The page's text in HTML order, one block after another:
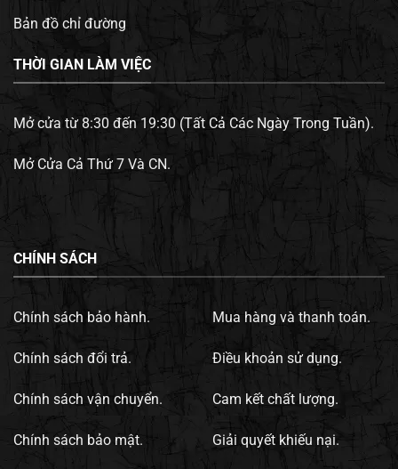
Bản đồ chỉ đường
THỜI GIAN LÀM VIỆC
Mở cửa từ 8:30 đến 19:30 (Tất Cả Các Ngày Trong Tuần).
Mở Cửa Cả Thứ 7 Và CN.
CHÍNH SÁCH
Chính sách bảo hành.
Chính sách đổi trả.
Chính sách vận chuyển.
Chính sách bảo mật.
Mua hàng và thanh toán.
Điều khoản sử dụng.
Cam kết chất lượng.
Giải quyết khiếu nại.